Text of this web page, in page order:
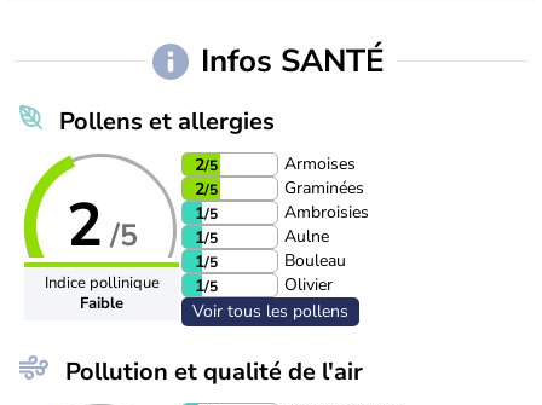
Infos SANTÉ
Pollens et allergies
2 /5
Indice pollinique
Faible
2/5
Armoises
2/5
Graminées
1/5
Ambroisies
1/5
Aulne
1/5
Bouleau
1/5
Olivier
Voir tous les pollens
Pollution et qualité de l'air